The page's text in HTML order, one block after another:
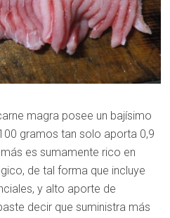
magra posee un bajísimo
gramos tan solo aporta 0,9
es sumamente rico en
de tal forma que incluye
y alto aporte de
decir que suministra más